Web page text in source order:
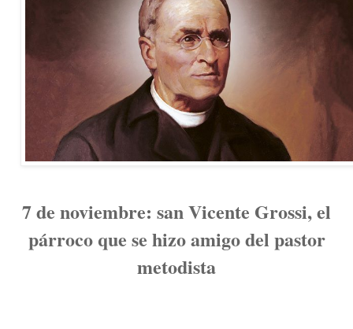
7 de noviembre: san Vicente Grossi, el
párroco que se hizo amigo del pastor
metodista